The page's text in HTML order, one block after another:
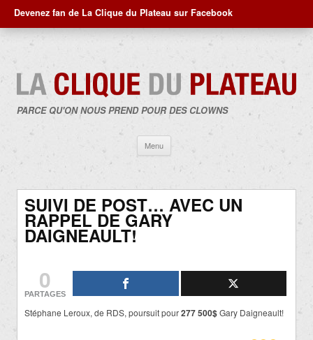
Devenez fan de La Clique du Plateau sur Facebook
PARCE QU'ON NOUS PREND POUR DES CLOWNS
Menu
contenu
SUIVI DE POST… AVEC UN
RAPPEL DE GARY
DAIGNEAULT!
0
PARTAGES
Stéphane Leroux, de RDS, poursuit pour277 500$Gary Daigneault!